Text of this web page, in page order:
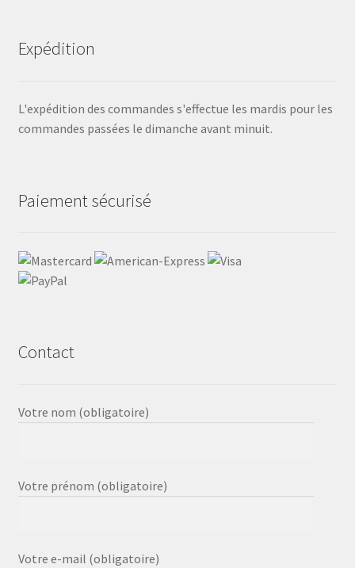
Expédition
L'expédition des commandes s'effectue les mardis pour les
commandes passées le dimanche avant minuit.
Paiement sécurisé
Contact
Votre nom (obligatoire)
Votre prénom (obligatoire)
Votre e-mail (obligatoire)